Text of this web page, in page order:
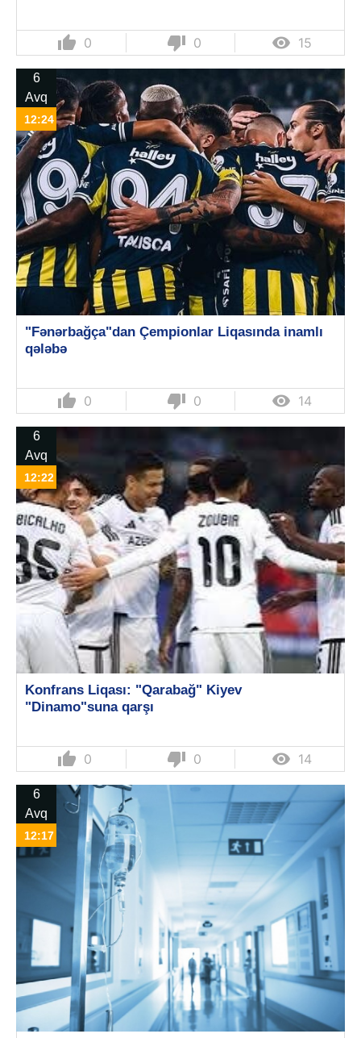
thumb_up 0 thumb_down 0  15
6
Avq
12:24
"Fənərbağça"dan Çempionlar Liqasında inamlı
qələbə
thumb_up 0 thumb_down 0  14
6
Avq
12:22
Konfrans Liqası: "Qarabağ" Kiyev
"Dinamo"suna qarşı
thumb_up 0 thumb_down 0  14
6
Avq
12:17